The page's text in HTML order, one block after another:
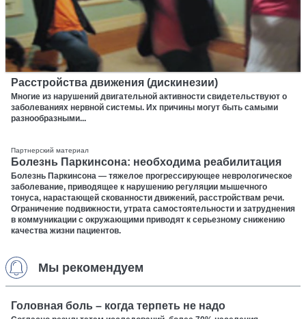
Расстройства движения (дискинезии)
Многие из нарушений двигательной активности свидетельствуют о
заболеваниях нервной системы. Их причины могут быть самыми
разнообразными...
Партнерский материал
Болезнь Паркинсона: необходима реабилитация
Болезнь Паркинсона — тяжелое прогрессирующее неврологическое
заболевание, приводящее к нарушению регуляции мышечного
тонуса, нарастающей скованности движений, расстройствам речи.
Ограничение подвижности, утрата самостоятельности и затруднения
в коммуникации с окружающими приводят к серьезному снижению
качества жизни пациентов.
Мы рекомендуем
Головная боль – когда терпеть не надо